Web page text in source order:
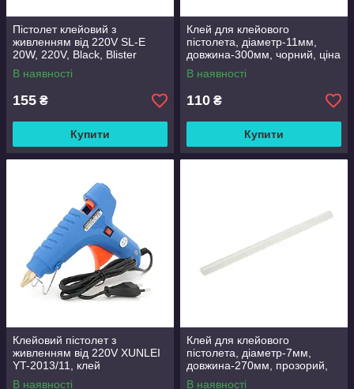
Пістолет клейовий з
живленням від 220V SL-E
20W, 220V, Black, Blister
В наявності
155 ₴
Купити
Клей для клейового
пістолета, діаметр-11мм,
довжина-300мм, чорний, ціна
за штуку
В наявності
110 ₴
Купити
Клейовий пістолет з
живленням від 220V XUNLEI
YT-2013/11, клей
діаметром-11мм, 60W, Blue,
В наявності
Клей для клейового
пістолета, діаметр-7мм,
довжина-270мм, прозорий,
ціна за штуку
В наявності